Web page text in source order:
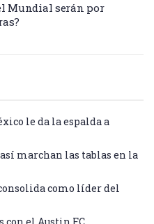
Mundial serán por
le da la espalda a
marchan las tablas en la
como líder del